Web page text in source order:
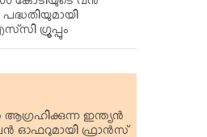
ഗ്രൂപ്പും
ആഗ്രഹിക്കുന്ന ഇന്ത്യന്‍
ഓഫറുമായി ഫ്രാന്‍സ്